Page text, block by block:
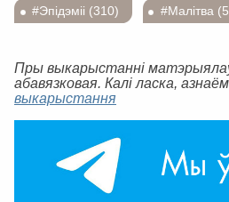
#Эпідэміі (310) #Малітва
Пры выкарыстанні
абавязковая. Калі ласка,
выкарыстання